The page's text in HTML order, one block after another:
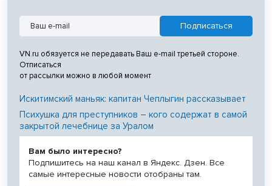
VN.ru обязуется не передавать Ваш e-mail третьей стороне.
Отписаться
от рассылки можно в любой момент
Искитимский маньяк: капитан Чеплыгин рассказывает
Психушка для преступников – кого содержат в самой
закрытой лечебнице за Уралом
Вам было интересно?
Подпишитесь на наш канал в Яндекс. Дзен. Все
самые интересные новости отобраны там.